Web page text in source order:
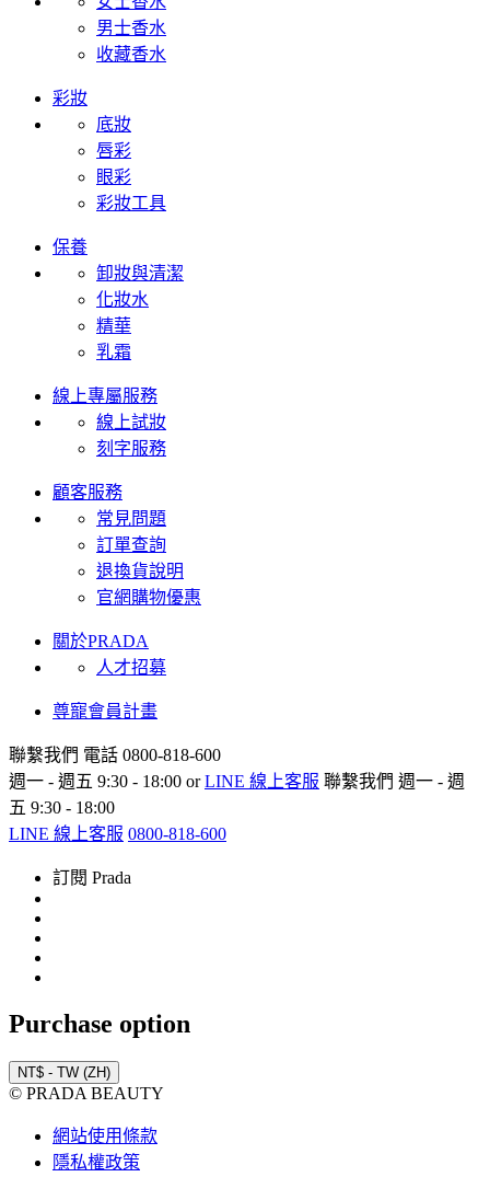
男士香水
收藏香水
彩妝
底妝
唇彩
眼彩
彩妝工具
保養
卸妝與清潔
化妝水
精華
乳霜
線上專屬服務
線上試妝
刻字服務
顧客服務
常見問題
訂單查詢
退換貨說明
官網購物優惠
關於PRADA
人才招募
尊寵會員計畫
聯繫我們 電話 0800-818-600
週一 - 週五 9:30 - 18:00 orLINE 線上客服 聯繫我們 週一 - 週
五 9:30 - 18:00
LINE 線上客服 0800-818-600
訂閱 Prada
Purchase option
NT$ - TW (ZH)
© PRADA BEAUTY
網站使用條款
隱私權政策